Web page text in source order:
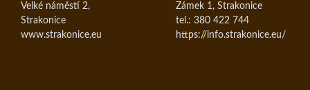
Velké náměstí 2,
Strakonice
www.strakonice.eu
Zámek 1, Strakonice
tel.: 380 422 744
https://info.strakonice.eu/